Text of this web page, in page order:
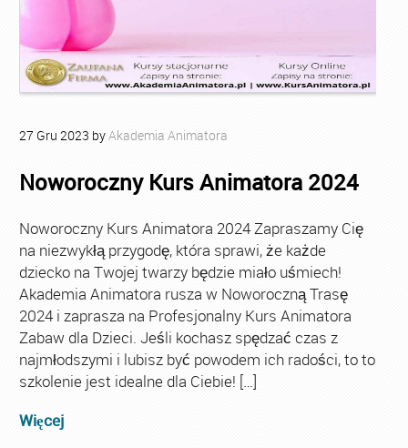
27 Gru 2023 byAkademia Animatora
Noworoczny Kurs Animatora 2024
Noworoczny Kurs Animatora 2024 Zapraszamy Cię
na niezwykłą przygodę, która sprawi, że każde
dziecko na Twojej twarzy będzie miało uśmiech!
Akademia Animatora rusza w Noworoczną Trasę
2024 i zaprasza na Profesjonalny Kurs Animatora
Zabaw dla Dzieci. Jeśli kochasz spędzać czas z
najmłodszymi i lubisz być powodem ich radości, to to
szkolenie jest idealne dla Ciebie! […]
Więcej